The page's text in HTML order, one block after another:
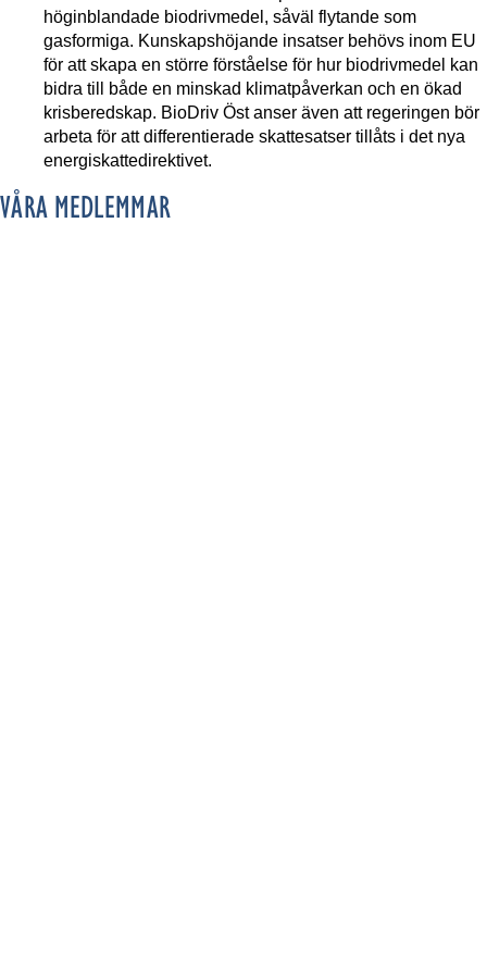
höginblandade biodrivmedel, såväl flytande som
gasformiga. Kunskapshöjande insatser behövs inom EU
för att skapa en större förståelse för hur biodrivmedel kan
bidra till både en minskad klimatpåverkan och en ökad
krisberedskap. BioDriv Öst anser även att regeringen bör
arbeta för att differentierade skattesatser tillåts i det nya
energiskattedirektivet.
VÅRA MEDLEMMAR